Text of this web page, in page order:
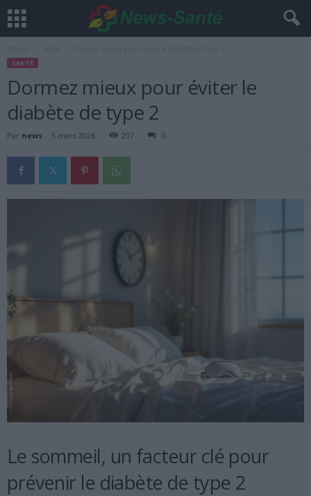
SANTÉ
Dormez mieux pour éviter le
diabète de type 2
Par news - 5 mars 2026 207 0
Le sommeil, un facteur clé pour
prévenir le diabète de type 2